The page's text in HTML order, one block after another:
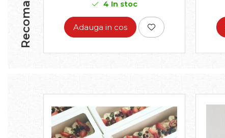
4 In stoc
Adauga in cos